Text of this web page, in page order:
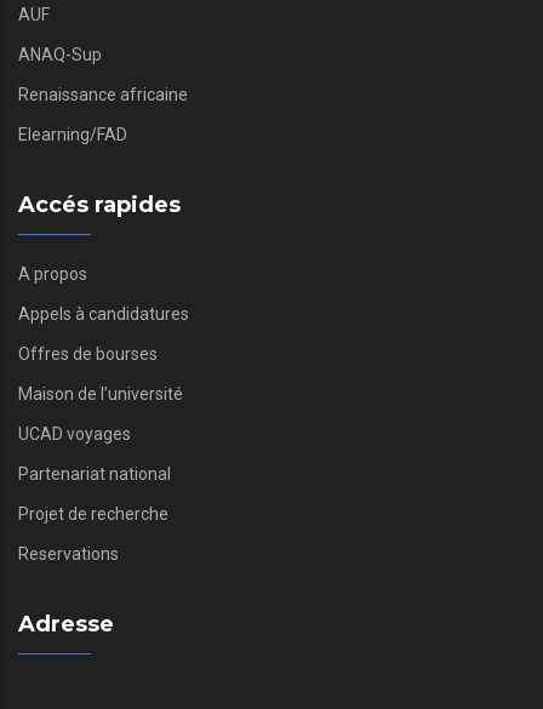
AUF
ANAQ-Sup
Renaissance africaine
Elearning/FAD
Accés rapides
A propos
Appels à candidatures
Offres de bourses
Maison de l’université
UCAD voyages
Partenariat national
Projet de recherche
Reservations
Adresse